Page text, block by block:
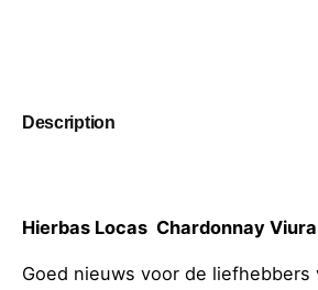
Description
Hierbas Locas Chardonnay Viura
Goed nieuws voor de liefhebbers